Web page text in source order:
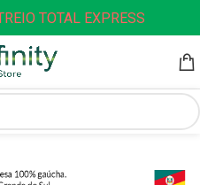
TOTAL EXPRESS